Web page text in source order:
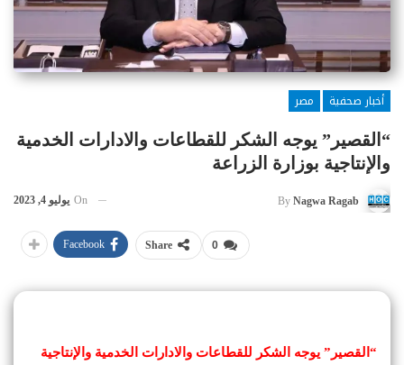
أخبار صحفية
مصر
“القصير” يوجه الشكر للقطاعات والادارات الخدمية
والإنتاجية بوزارة الزراعة
By Nagwa Ragab
On يوليو 4, 2023
0
Share
Facebook
“القصير” يوجه الشكر للقطاعات والادارات الخدمية والإنتاجية